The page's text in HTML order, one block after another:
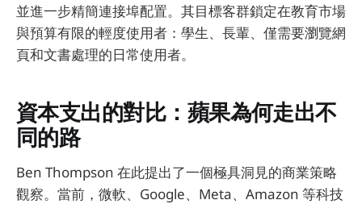
並進一步精簡連接埠配置。其目標客群鎖定在教育市場
與預算有限的輕度使用者：學生、長輩、僅需要瀏覽網
頁和文書處理的日常使用者。
資本支出的對比：蘋果為何走出不
同的路
Ben Thompson 在此提出了一個極具洞見的商業策略
觀察。當前，微軟、Google、Meta、Amazon 等科技